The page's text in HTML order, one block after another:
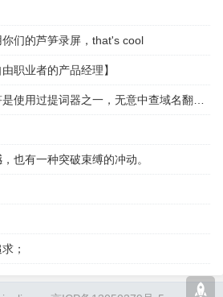
们的芦笋录屏，that's cool
职业者的产品经理】
提词器之一，无意中查域名翻到作者，祝越来越好
也有一种突破束缚的冲动。
；